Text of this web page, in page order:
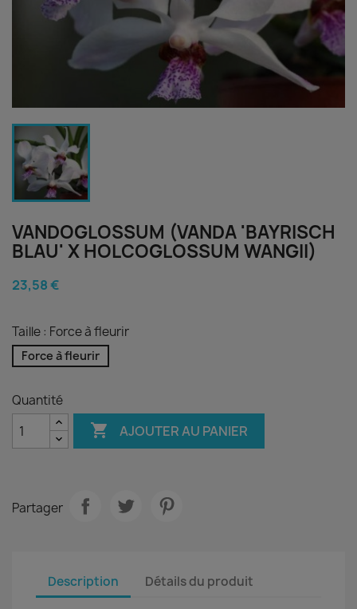
VANDOGLOSSUM (VANDA 'BAYRISCH
BLAU' X HOLCOGLOSSUM WANGII)
23,58 €
Taille : Force à fleurir
Force à fleurir
Quantité
 AJOUTER AU PANIER
Partager
Description Détails du produit